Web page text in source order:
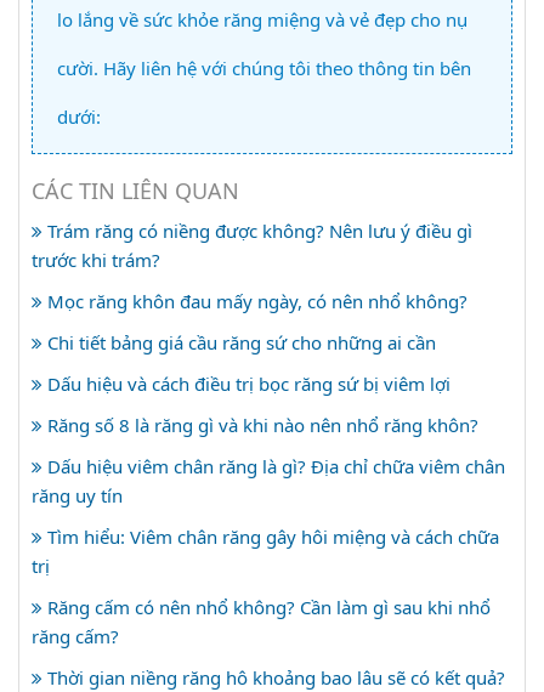
lo lắng về sức khỏe răng miệng và vẻ đẹp cho nụ
cười. Hãy liên hệ với chúng tôi theo thông tin bên
dưới:
CÁC TIN LIÊN QUAN
Trám răng có niềng được không? Nên lưu ý điều gì
trước khi trám?
Mọc răng khôn đau mấy ngày, có nên nhổ không?
Chi tiết bảng giá cầu răng sứ cho những ai cần
Dấu hiệu và cách điều trị bọc răng sứ bị viêm lợi
Răng số 8 là răng gì và khi nào nên nhổ răng khôn?
Dấu hiệu viêm chân răng là gì? Địa chỉ chữa viêm chân
răng uy tín
Tìm hiểu: Viêm chân răng gây hôi miệng và cách chữa
trị
Răng cấm có nên nhổ không? Cần làm gì sau khi nhổ
răng cấm?
Thời gian niềng răng hô khoảng bao lâu sẽ có kết quả?